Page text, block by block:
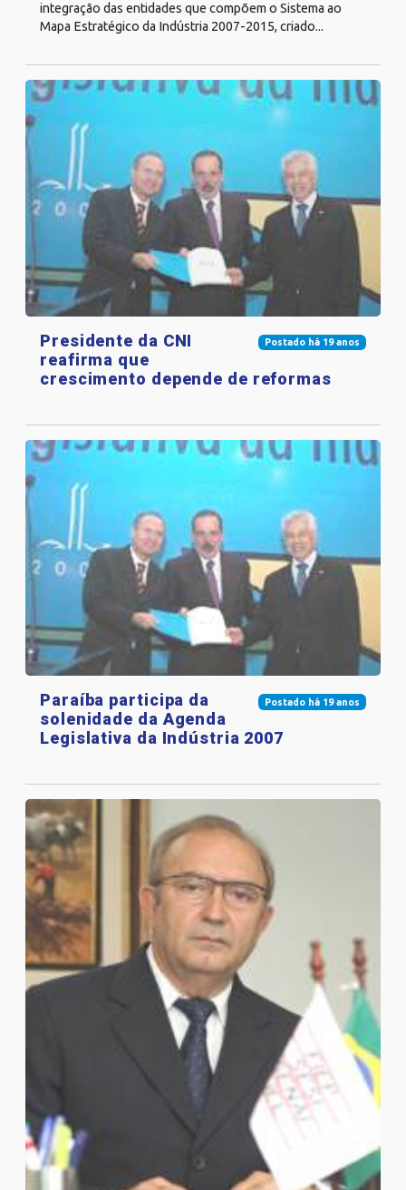
integração das entidades que compõem o Sistema ao
Mapa Estratégico da Indústria 2007-2015, criado...
Postado há 19 anos
Presidente da CNI
reafirma que
crescimento depende de reformas
Postado há 19 anos
Paraíba participa da
solenidade da Agenda
Legislativa da Indústria 2007